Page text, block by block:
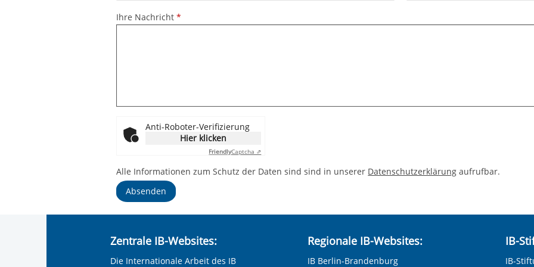
Ihre Nachricht*
Anti-Roboter-Verifizierung
Hier klicken
FriendlyCaptcha ⇗
Alle Informationen zum Schutz der Daten sind sind in unserer Datenschutzerklärung aufrufbar.
Absenden
Zentrale IB-Websites:
Die Internationale Arbeit des IB
Regionale IB-Websites:
IB Berlin-Brandenburg
IB-
IB-